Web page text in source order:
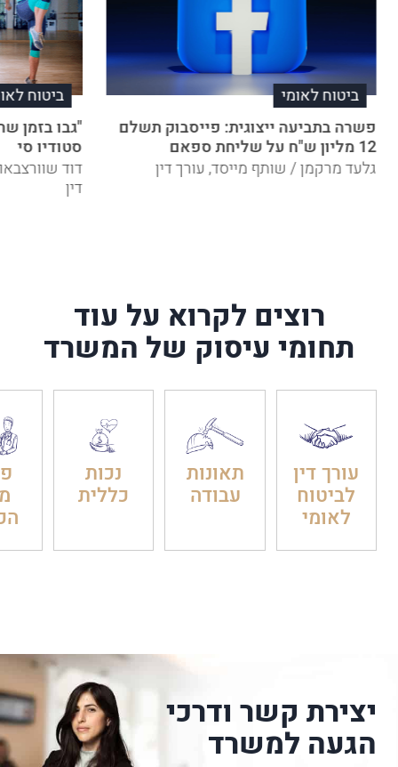
ביטוח לאומי
פשרה בתביעה ייצוגית: פייסבוק תשלם
12 מליון ש"ח על שליחת ספאם
גלעד מרקמן / שותף מייסד, עורך דין
ביטוח
"גבו בזמן
סטודיו סי
דוד
דין
רוצים לקרוא על עוד
תחומי עיסוק של המשרד
עורך דין
לביטוח
לאומי
תאונות
עבודה
נכות
כללית
יצירת קשר ודרכי
הגעה למשרד